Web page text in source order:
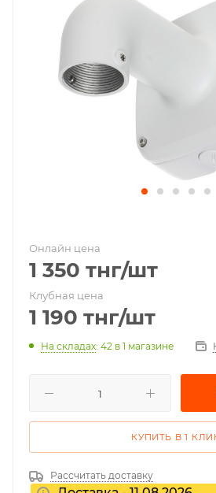
Онлайн цена
1 350 тнг/шт
Клубная цена
1 190 тнг/шт
На складах: 42 в 1 магазине
КУПИТЬ В 1
Рассчитать доставку